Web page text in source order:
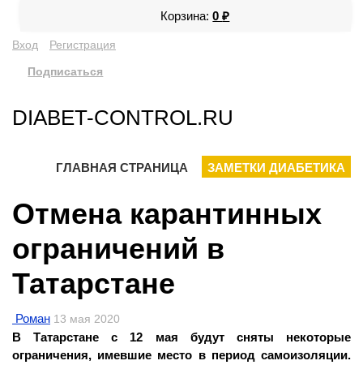
Корзина:0₽
Вход Регистрация
Подписаться
DIABET-CONTROL.RU
ГЛАВНАЯ СТРАНИЦА ЗАМЕТКИ ДИАБЕТИКА
Отмена карантинных
ограничений в
Татарстане
Роман 13 мая 2020
В Татарстане с 12 мая будут сняты некоторые
ограничения, имевшие место в период самоизоляции.